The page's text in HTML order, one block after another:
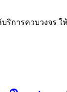
ริการควบวงจร